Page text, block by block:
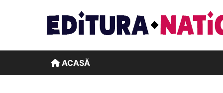
ACASĂ